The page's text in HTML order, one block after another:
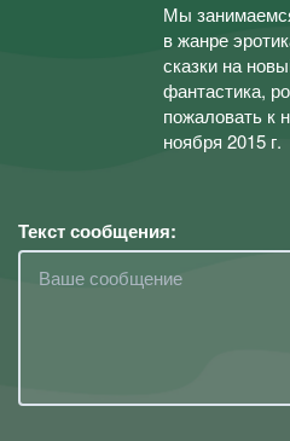
Мы
в жанре
сказки на
фантастика,
пожаловать к
ноября 2015 г.
Текст сообщения: